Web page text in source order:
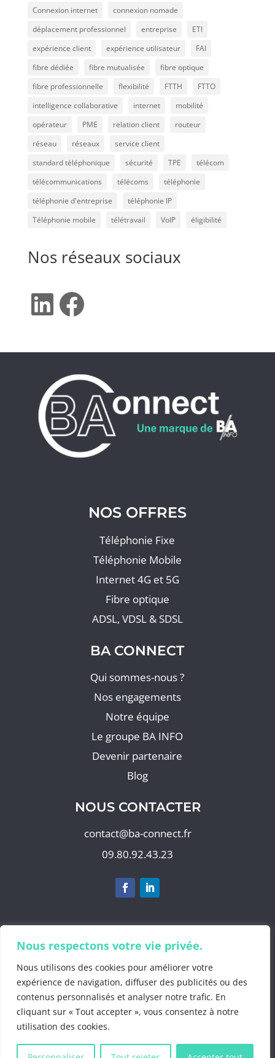
Nous respectons votre vie privée.
Nous utilisons des cookies pour améliorer votre
expérience de navigation, diffuser des publicités ou des
contenus personnalisés et analyser notre trafic. En
cliquant sur « Tout accepter », vous consentez à notre
utilisation des cookies.
Connexion internet
connexion nomade
déplacement professionnel
entreprise
ETI
expérience client
expérience utilisateur
FAI
fibre dédiée
fibre mutualisée
fibre optique
fibre professionnelle
flexibilité FTTH
FTTO
intelligence collaborative
internet
mobilité
opérateur
PME relation client
routeur
réseau
réseaux
service client
standard téléphonique
sécurité TPE
télécom
télécommunications
télécoms
téléphonie
téléphonie d'entreprise
téléphonie IP
Téléphonie mobile
télétravail VoIP éligibilité
Nos réseaux sociaux
LinkedIn
Facebook
NOS OFFRES
Téléphonie Fixe
Téléphonie Mobile
Internet 4G et 5G
Fibre optique
ADSL, VDSL & SDSL
BA CONNECT
Qui sommes-nous ?
Nos engagements
Notre équipe
Le groupe BA INFO
Devenir partenaire
Blog
NOUS CONTACTER
contact@ba-connect.fr
09.80.92.43.23
S'abonner à notre newsletter
©2025 by BA Info